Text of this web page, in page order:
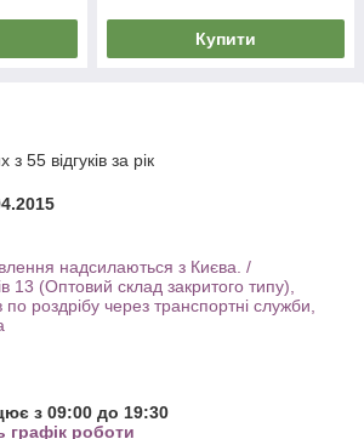
Купити
55 відгуків за рік
надсилаються з Києва. /
13 (Оптовий склад закритого типу),
роздрібу через транспортні служби,
з 09:00 до 19:30
графік роботи